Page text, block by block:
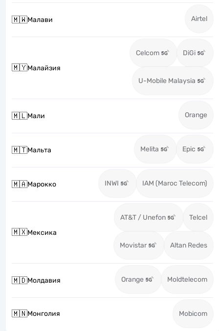
🇲🇼Малави Airtel
🇲🇾Малайзия
Celcom DiGi
U-Mobile Malaysia
🇲🇱Мали Orange
🇲🇹Мальта Melita Epic
🇲🇦Марокко INWI IAM (Maroc Telecom)
🇲🇽Мексика
AT&T / Unefon Telcel
Movistar Altan Redes
🇲🇩Молдавия Orange Moldtelecom
🇲🇳Монголия Mobicom